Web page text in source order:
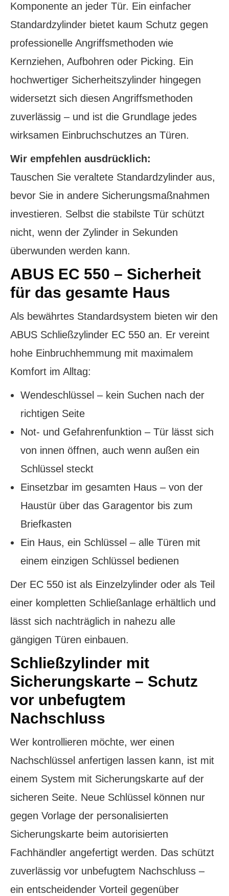
Komponente an jeder Tür. Ein einfacher
Standardzylinder bietet kaum Schutz gegen
professionelle Angriffsmethoden wie
Kernziehen, Aufbohren oder Picking. Ein
hochwertiger Sicherheitszylinder hingegen
widersetzt sich diesen Angriffsmethoden
zuverlässig – und ist die Grundlage jedes
wirksamen Einbruchschutzes an Türen.
Wir empfehlen ausdrücklich:
Tauschen Sie veraltete Standardzylinder aus,
bevor Sie in andere Sicherungsmaßnahmen
investieren. Selbst die stabilste Tür schützt
nicht, wenn der Zylinder in Sekunden
überwunden werden kann.
ABUS EC 550 – Sicherheit
für das gesamte Haus
Als bewährtes Standardsystem bieten wir den
ABUS Schließzylinder EC 550 an. Er vereint
hohe Einbruchhemmung mit maximalem
Komfort im Alltag:
Wendeschlüssel – kein Suchen nach der
richtigen Seite
Not- und Gefahrenfunktion – Tür lässt sich
von innen öffnen, auch wenn außen ein
Schlüssel steckt
Einsetzbar im gesamten Haus – von der
Haustür über das Garagentor bis zum
Briefkasten
Ein Haus, ein Schlüssel – alle Türen mit
einem einzigen Schlüssel bedienen
Der EC 550 ist als Einzelzylinder oder als Teil
einer kompletten Schließanlage erhältlich und
lässt sich nachträglich in nahezu alle
gängigen Türen einbauen.
Schließzylinder mit
Sicherungskarte – Schutz
vor unbefugtem
Nachschluss
Wer kontrollieren möchte, wer einen
Nachschlüssel anfertigen lassen kann, ist mit
einem System mit Sicherungskarte auf der
sicheren Seite. Neue Schlüssel können nur
gegen Vorlage der personalisierten
Sicherungskarte beim autorisierten
Fachhändler angefertigt werden. Das schützt
zuverlässig vor unbefugtem Nachschluss –
ein entscheidender Vorteil gegenüber